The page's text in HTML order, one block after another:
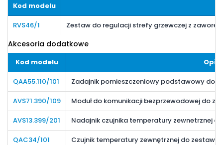
Kod modelu
RVS46/1 Zestaw do regulacji strefy grzewczej z
Akcesoria dodatkowe
Kod modelu Opis
QAA55.110/101 Zadajnik pomieszczeniowy podstawowy do
AVS71.390/109 Moduł do komunikacji bezprzewodowej do
AVS13.399/201 Nadajnik czujnika temperatury zewnetrznej
QAC34/101 Czujnik temperatury zewnętrznej do zestawu